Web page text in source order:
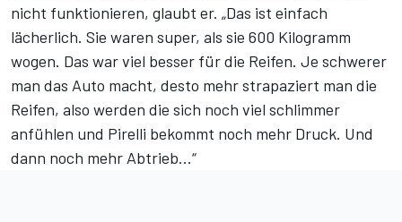
nicht funktionieren, glaubt er. „Das ist einfach
lächerlich. Sie waren super, als sie 600 Kilogramm
wogen. Das war viel besser für die Reifen. Je schwerer
man das Auto macht, desto mehr strapaziert man die
Reifen, also werden die sich noch viel schlimmer
anfühlen und Pirelli bekommt noch mehr Druck. Und
dann noch mehr Abtrieb...“